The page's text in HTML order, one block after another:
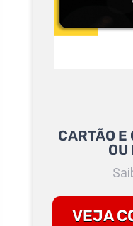
CARTÃO E
OU
VEJA